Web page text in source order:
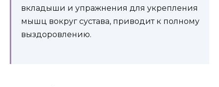
вкладыши и упражнения для укрепления
мышц вокруг сустава, приводит к полному
выздоровлению.